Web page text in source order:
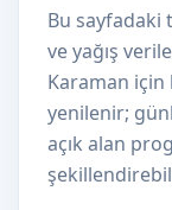
Bu sayfadaki
ve yağış
Karaman
yenilenir;
açık alan